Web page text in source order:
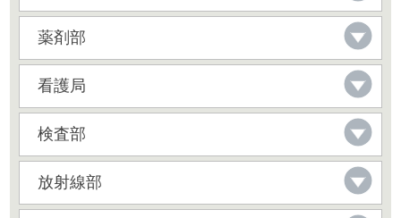
薬剤部
看護局
検査部
放射線部